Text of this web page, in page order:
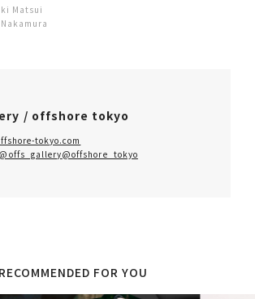
Matsui
/ offshore tokyo
tokyo.com
@offs_gallery@offshore_tokyo
RECOMMENDED FOR YOU